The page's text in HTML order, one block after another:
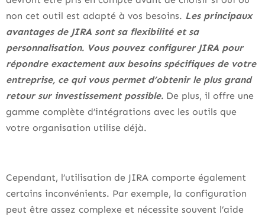
non cet outil est adapté à vos besoins. Les principaux
avantages de JIRA sont sa flexibilité et sa
personnalisation. Vous pouvez configurer JIRA pour
répondre exactement aux besoins spécifiques de votre
entreprise, ce qui vous permet d’obtenir le plus grand
retour sur investissement possible. De plus, il offre une
gamme complète d’intégrations avec les outils que
votre organisation utilise déjà.
Cependant, l’utilisation de JIRA comporte également
certains inconvénients. Par exemple, la configuration
peut être assez complexe et nécessite souvent l’aide